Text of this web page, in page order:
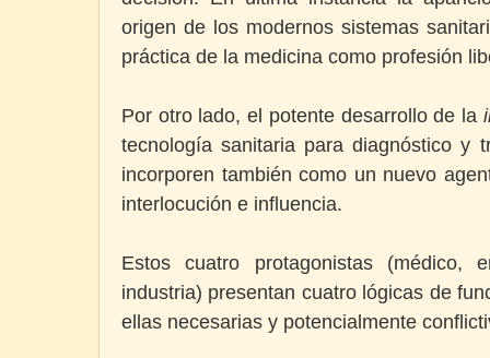
origen de los modernos sistemas
práctica de la medicina como profesión
Por otro lado, el potente desarrollo de la
tecnología sanitaria para diagnóstico y
incorporen también como un nuevo
interlocución e influencia.
Estos cuatro protagonistas (médico,
industria) presentan cuatro lógicas de
ellas necesarias y potencialmente